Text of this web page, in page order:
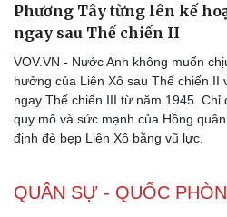
Sức khỏe
Phương Tây từng lên kế
ngay sau Thế chiến II
VOV.VN - Nước Anh không muốn
hưởng của Liên Xô sau Thế chiến II
ngay Thế chiến III từ năm 1945. Chỉ
quy mô và sức mạnh của Hồng
định đè bẹp Liên Xô bằng vũ lực.
QUÂN SỰ - QUỐC